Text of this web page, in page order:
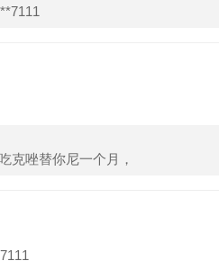
克唑替你尼一个月，